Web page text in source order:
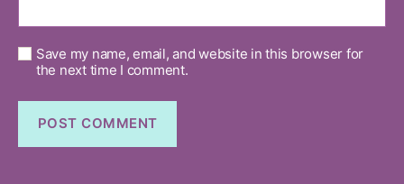
Save my name, email, and website in this browser for
the next time I comment.